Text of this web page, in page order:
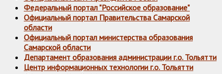
Федеральный портал "Российское образование"
Официальный портал Правительства Самарской
области
Официальный портал министерства образования
Самарской области
Департамент образования администрации г.о. Тольятти
Центр информационных технологии г.о. Тольятти